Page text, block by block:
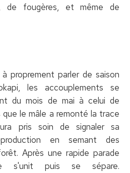
de fougères, et même de
proprement parler de saison
les accouplements se
du mois de mai à celui de
le mâle a remonté la trace
pris soin de signaler sa
en semant des
Après une rapide parade
s'unit puis se sépare.